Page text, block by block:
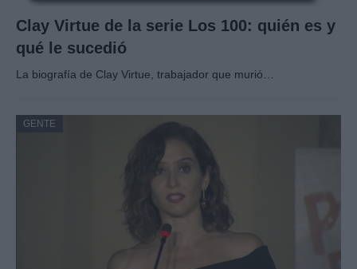
Clay Virtue de la serie Los 100: quién es y
qué le sucedió
La biografía de Clay Virtue, trabajador que murió…
GENTE